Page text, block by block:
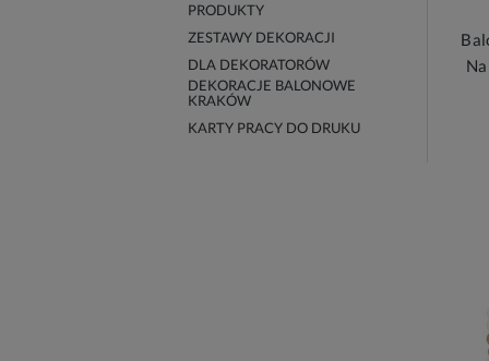
PRODUKTY
ZESTAWY DEKORACJI
DLA DEKORATORÓW
DEKORACJE BALONOWE
KRAKÓW
KARTY PRACY DO DRUKU